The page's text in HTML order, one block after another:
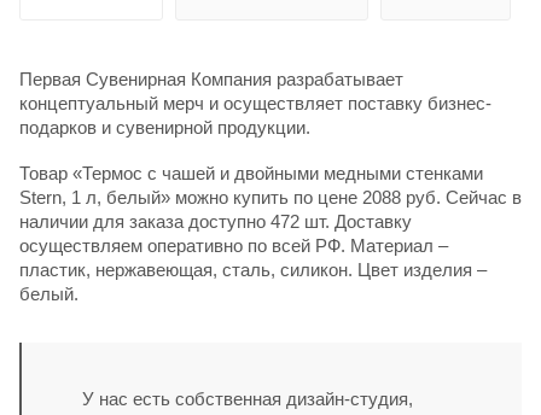
Первая Сувенирная Компания разрабатывает
концептуальный мерч и осуществляет поставку бизнес-
подарков и сувенирной продукции.
Товар «Термос с чашей и двойными медными стенками
Stern, 1 л, белый» можно купить по цене 2088 руб. Сейчас в
наличии для заказа доступно 472 шт. Доставку
осуществляем оперативно по всей РФ. Материал –
пластик, нержавеющая, сталь, силикон. Цвет изделия –
белый.
У нас есть собственная дизайн-студия,